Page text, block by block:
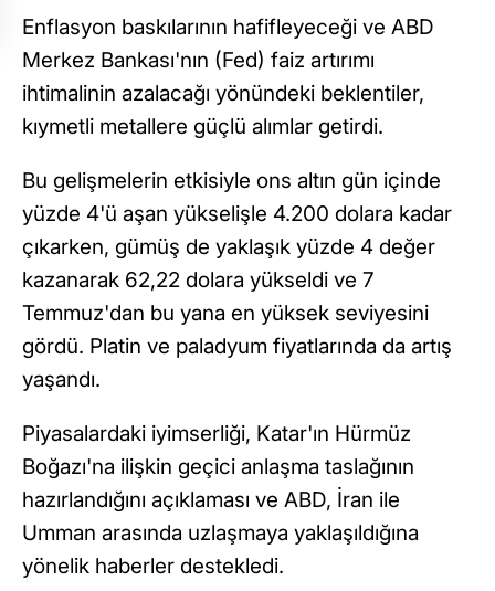
Enflasyon baskılarının hafifleyeceği ve ABD
Merkez Bankası'nın (Fed) faiz artırımı
ihtimalinin azalacağı yönündeki beklentiler,
kıymetli metallere güçlü alımlar getirdi.
Bu gelişmelerin etkisiyle ons altın gün içinde
yüzde 4'ü aşan yükselişle 4.200 dolara kadar
çıkarken, gümüş de yaklaşık yüzde 4 değer
kazanarak 62,22 dolara yükseldi ve 7
Temmuz'dan bu yana en yüksek seviyesini
gördü. Platin ve paladyum fiyatlarında da artış
yaşandı.
Piyasalardaki iyimserliği, Katar'ın Hürmüz
Boğazı'na ilişkin geçici anlaşma taslağının
hazırlandığını açıklaması ve ABD, İran ile
Umman arasında uzlaşmaya yaklaşıldığına
yönelik haberler destekledi.